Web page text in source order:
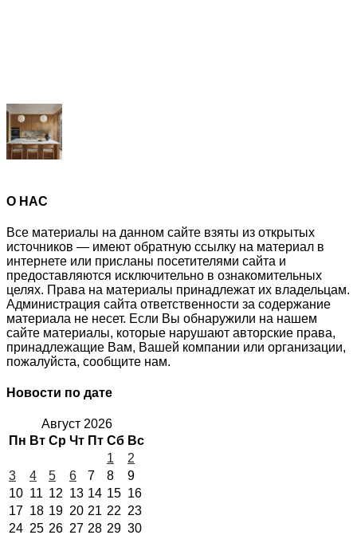
О НАС
Все материалы на данном сайте взяты из открытых
источников — имеют обратную ссылку на материал в
интернете или присланы посетителями сайта и
предоставляются исключительно в ознакомительных
целях. Права на материалы принадлежат их владельцам.
Администрация сайта ответственности за содержание
материала не несет. Если Вы обнаружили на нашем
сайте материалы, которые нарушают авторские права,
принадлежащие Вам, Вашей компании или организации,
пожалуйста, сообщите нам.
Новости по дате
Август 2026
Пн Вт Ср Чт Пт Сб Вс
1
2
3
4 5 6 7 8
9
10 11 12 13 14 15 16
17 18 19 20 21 22 23
24 25 26 27 28 29 30